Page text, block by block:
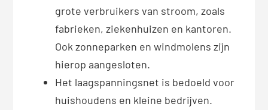
grote verbruikers van stroom, zoals
fabrieken, ziekenhuizen en kantoren.
Ook zonneparken en windmolens zijn
hierop aangesloten.
Het laagspanningsnet is bedoeld voor
huishoudens en kleine bedrijven.